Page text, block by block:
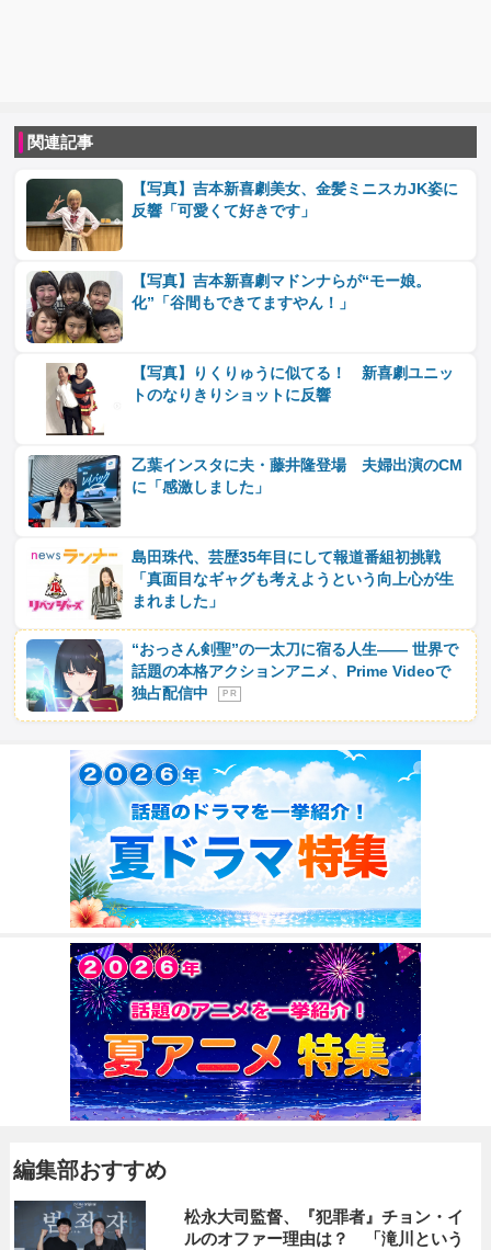
関連記事
【写真】吉本新喜劇美女、金髪ミニスカJK姿に
反響「可愛くて好きです」
【写真】吉本新喜劇マドンナらが“モー娘。
化”「谷間もできてますやん！」
【写真】りくりゅうに似てる！ 新喜劇ユニッ
トのなりきりショットに反響
乙葉インスタに夫・藤井隆登場 夫婦出演のCM
に「感激しました」
島田珠代、芸歴35年目にして報道番組初挑戦
「真面目なギャグも考えようという向上心が生
まれました」
“おっさん剣聖”の一太刀に宿る人生―― 世界で
話題の本格アクションアニメ、Prime Videoで
独占配信中
P R
編集部おすすめ
松永大司監督、『犯罪者』チョン・イ
ルのオファー理由は？ 「滝川という